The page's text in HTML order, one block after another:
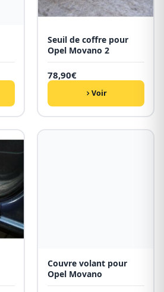
Seuil de coffre pour
Opel Movano 2
78,90€
Voir
Couvre volant pour
Opel Movano